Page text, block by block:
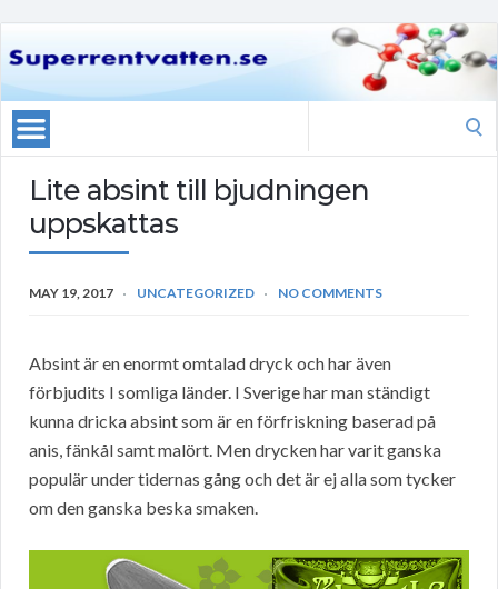
Lite absint till bjudningen
uppskattas
MAY 19, 2017 UNCATEGORIZED NO COMMENTS
Absint är en enormt omtalad dryck och har även
förbjudits I somliga länder. I Sverige har man ständigt
kunna dricka absint som är en förfriskning baserad på
anis, fänkål samt malört. Men drycken har varit ganska
populär under tidernas gång och det är ej alla som tycker
om den ganska beska smaken.